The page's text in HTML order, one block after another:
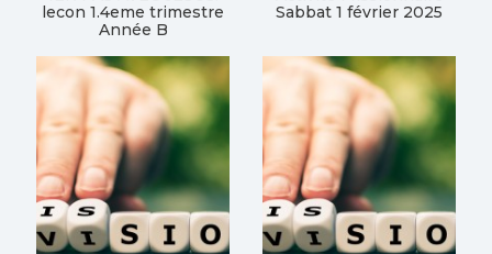
lecon 1.4eme trimestre
Année B
Sabbat 1 février 2025